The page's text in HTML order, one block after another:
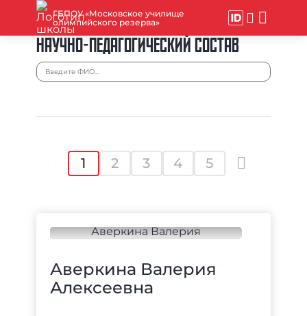
ГБПОУ «Московское училище
олимпийского резерва»
НАУЧНО-ПЕДАГОГИЧЕСКИЙ СОСТАВ
1 2 3 4 5
Аверкина Валерия
Алексеевна